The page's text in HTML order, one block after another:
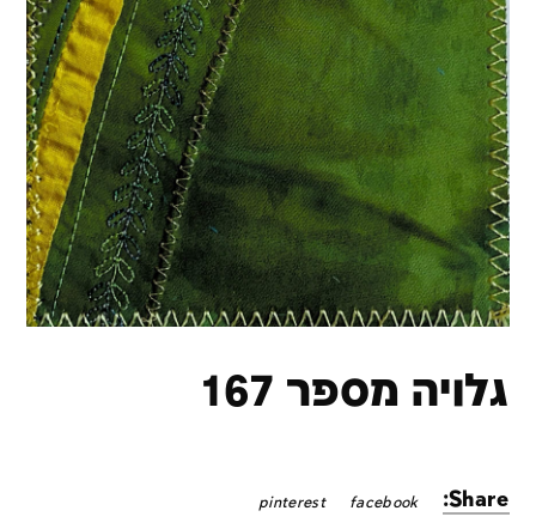
גלויה מספר 167
Share:
facebook
pinterest